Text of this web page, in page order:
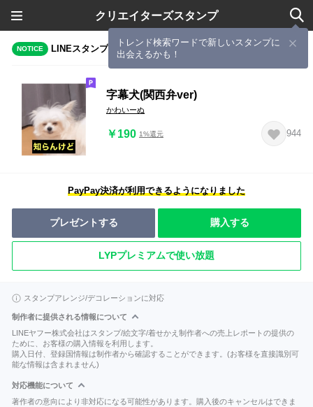
クリエイターズスタンプ
トレンド検索ワードで新しいスタンプに
出会えるかも！
NOTICE LINEスタンプメーカーで作成されたスタンプ
字幕犬(関西弁ver)
かわいーぬ
￥190 1%還元 944
PayPay決済が利用できるようになりました
プレゼントする 購入する
LYPプレミアムで使い放題
スタンプアレンジ/デコレーションに対応
制作者に提供される情報について
LINEヤフー株式会社はスタンプ/絵文字/着せかえ制作者への売上レポートの提供の
ために、お客様の購入情報を利用します。
購入日付、登録国情報は制作者から確認することができます。(お客様を直接識別可
能な情報は含まれません)
対応機能について
著作者の意向により非対応になる可能性があります。購入後のキャンセルはできま